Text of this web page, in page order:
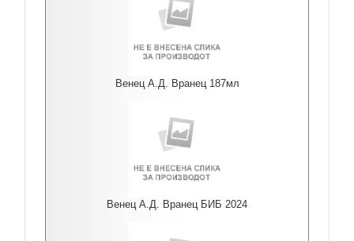
Венец А.Д. Вранец 187мл
Венец А.Д. Вранец БИБ 2024